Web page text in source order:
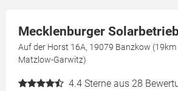
Mecklenburger
Auf der Horst 16A, 19079 Banzkow
Matzlow-Garwitz)
4.4 Sterne aus 28